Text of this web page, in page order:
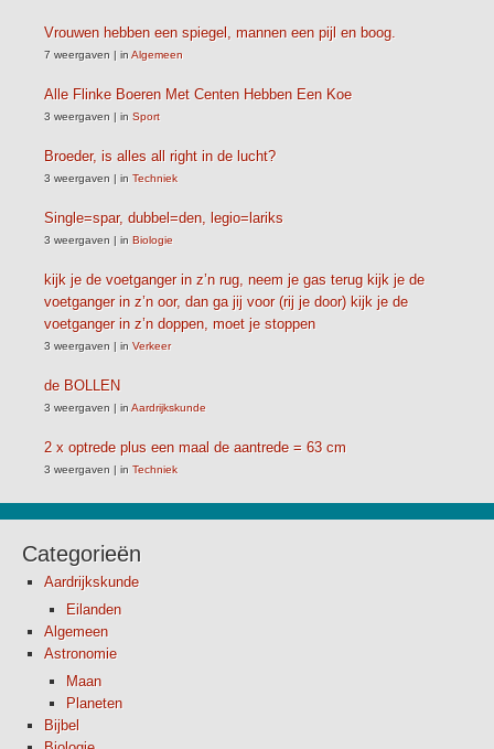
Vrouwen hebben een spiegel, mannen een pijl en boog.
7 weergaven | in Algemeen
Alle Flinke Boeren Met Centen Hebben Een Koe
3 weergaven | in Sport
Broeder, is alles all right in de lucht?
3 weergaven | in Techniek
Single=spar, dubbel=den, legio=lariks
3 weergaven | in Biologie
kijk je de voetganger in z’n rug, neem je gas terug kijk je de
voetganger in z’n oor, dan ga jij voor (rij je door) kijk je de
voetganger in z’n doppen, moet je stoppen
3 weergaven | in Verkeer
de BOLLEN
3 weergaven | in Aardrijkskunde
2 x optrede plus een maal de aantrede = 63 cm
3 weergaven | in Techniek
Categorieën
Aardrijkskunde
Eilanden
Algemeen
Astronomie
Maan
Planeten
Bijbel